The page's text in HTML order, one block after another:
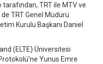
TRT ile MTV ve
TRT Genel Müdürü
Kurulu Başkanı Daniel
(ELTE) Üniversitesi
Yunus Emre